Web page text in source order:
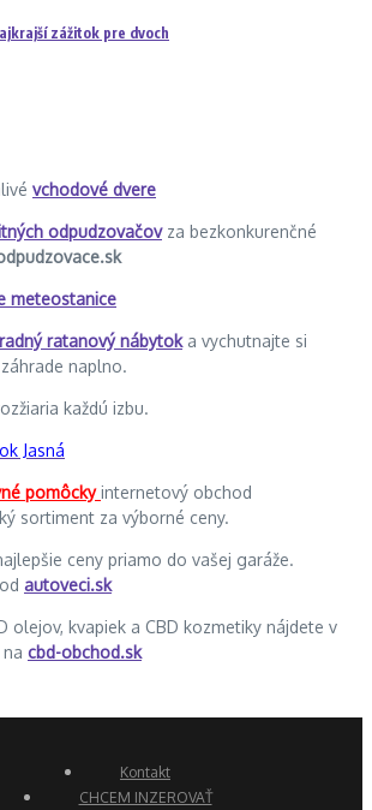
zážitok pre dvoch
vchodové dvere
odpudzovačovza bezkonkurenčné
meteostanice
ratanový nábytoka vychutnajte si
naplno.
každú izbu.
Jasná
pomôckyinternetový obchod
sortiment za výborné ceny.
ceny priamo do vašej garáže.
autoveci.sk
olejov, kvapiek a CBD kozmetiky nájdete v
cbd-obchod.sk
Kontakt
CHCEM INZEROVAŤ